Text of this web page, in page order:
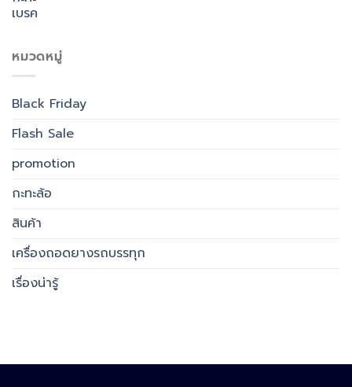
หมวดหมู่
Black Friday
Flash Sale
promotion
กะทะล้อ
สินค้า
เครื่องถอดยางรถบรรทุก
เรื่องน่ารู้